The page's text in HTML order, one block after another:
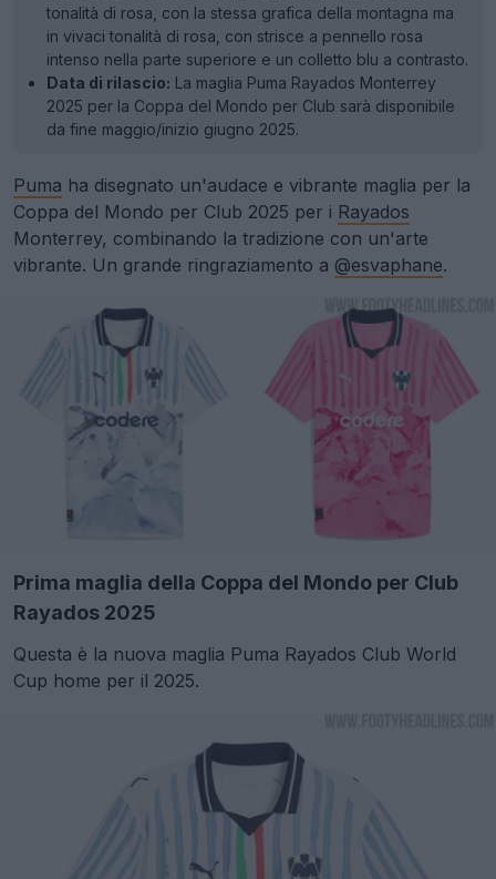
tonalità di rosa, con la stessa grafica della montagna ma
in vivaci tonalità di rosa, con strisce a pennello rosa
intenso nella parte superiore e un colletto blu a contrasto.
Data di rilascio: La maglia Puma Rayados Monterrey
2025 per la Coppa del Mondo per Club sarà disponibile
da fine maggio/inizio giugno 2025.
Puma ha disegnato un'audace e vibrante maglia per la
Coppa del Mondo per Club 2025 per i Rayados
Monterrey, combinando la tradizione con un'arte
vibrante. Un grande ringraziamento a @esvaphane.
Prima maglia della Coppa del Mondo per Club
Rayados 2025
Questa è la nuova maglia Puma Rayados Club World
Cup home per il 2025.